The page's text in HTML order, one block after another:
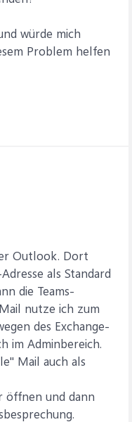
würde mich
Problem helfen
Outlook. Dort
als Standard
die Teams-
nutze ich zum
des Exchange-
im Adminbereich.
Mail auch als
öffnen und dann